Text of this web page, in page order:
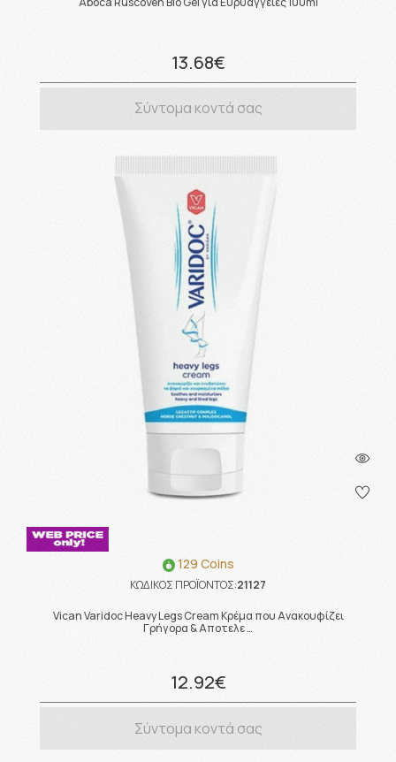
13.68€
Σύντομα κοντά σας
129 Coins
ΚΩΔΙΚΟΣ ΠΡΟΪΟΝΤΟΣ:21127
Vican Varidoc Heavy Legs Cream Κρέμα που Ανακουφίζει
Γρήγορα & Αποτελε …
12.92€
Σύντομα κοντά σας